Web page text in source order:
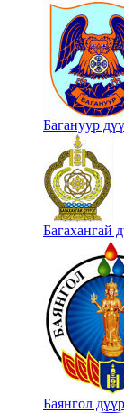
Багануур
Багахангай
Баянгол